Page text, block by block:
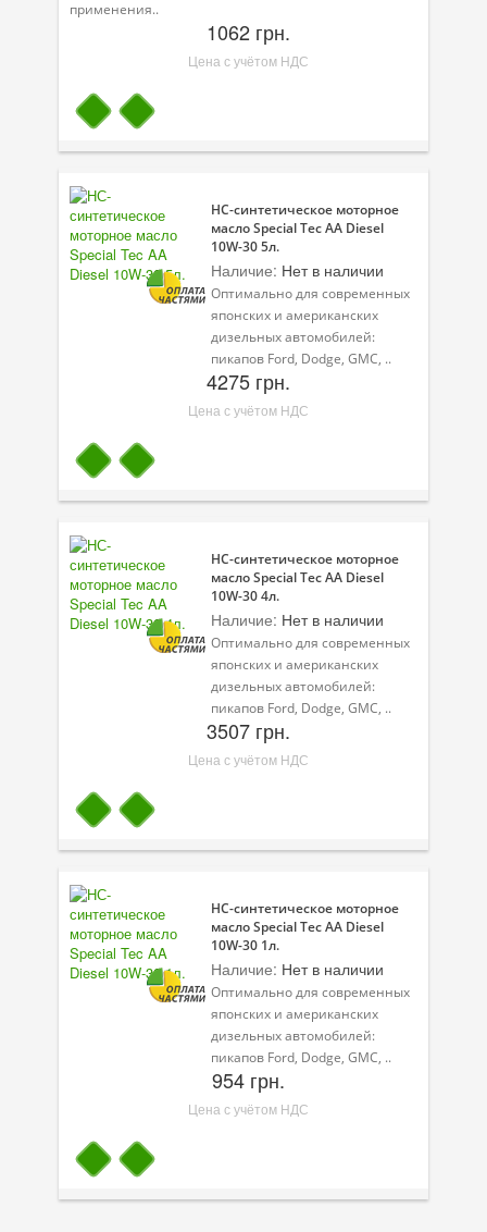
применения..
1062 грн.
Цена с учётом НДС
НС-синтетическое моторное
масло Special Tec AA Diesel
10W-30 5л.
Наличие: Нет в наличии
Оптимально для современных
японских и американских
дизельных автомобилей:
пикапов Ford, Dodge, GMC, ..
4275 грн.
Цена с учётом НДС
НС-синтетическое моторное
масло Special Tec AA Diesel
10W-30 4л.
Наличие: Нет в наличии
Оптимально для современных
японских и американских
дизельных автомобилей:
пикапов Ford, Dodge, GMC, ..
3507 грн.
Цена с учётом НДС
НС-синтетическое моторное
масло Special Tec AA Diesel
10W-30 1л.
Наличие: Нет в наличии
Оптимально для современных
японских и американских
дизельных автомобилей:
пикапов Ford, Dodge, GMC, ..
954 грн.
Цена с учётом НДС